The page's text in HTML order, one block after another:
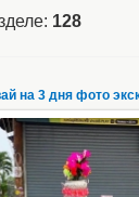
: 128
22.03.2023